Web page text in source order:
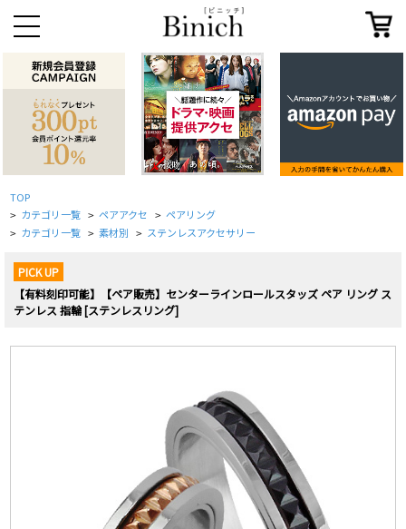
TOP
> カテゴリ一覧 > ペアアクセ > ペアリング
> カテゴリ一覧 > 素材別 > ステンレスアクセサリー
PICK UP
【有料刻印可能】【ペア販売】センターラインロールスタッズ ペア リング ス
テンレス 指輪 [ステンレスリング]